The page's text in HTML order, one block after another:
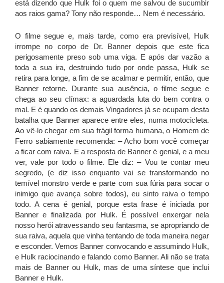
está dizendo que Hulk foi o quem me salvou de sucumbir
aos raios gama? Tony não responde… Nem é necessário.
O filme segue e, mais tarde, como era previsível, Hulk
irrompe no corpo de Dr. Banner depois que este fica
perigosamente preso sob uma viga. E após dar vazão a
toda a sua ira, destruindo tudo por onde passa, Hulk se
retira para longe, a fim de se acalmar e permitir, então, que
Banner retorne. Durante sua ausência, o filme segue e
chega ao seu clímax: a aguardada luta do bem contra o
mal. E é quando os demais Vingadores já se ocupam desta
batalha que Banner aparece entre eles, numa motocicleta.
Ao vê-lo chegar em sua frágil forma humana, o Homem de
Ferro sabiamente recomenda: – Acho bom você começar
a ficar com raiva. E a resposta de Banner é genial, e a meu
ver, vale por todo o filme. Ele diz: – Vou te contar meu
segredo, (e diz isso enquanto vai se transformando no
temível monstro verde e parte com sua fúria para socar o
inimigo que avança sobre todos), eu sinto raiva o tempo
todo. A cena é genial, porque esta frase é iniciada por
Banner e finalizada por Hulk. É possível enxergar nela
nosso herói atravessando seu fantasma, se apropriando de
sua raiva, aquela que vinha tentando de toda maneira negar
e esconder. Vemos Banner convocando e assumindo Hulk,
e Hulk raciocinando e falando como Banner. Ali não se trata
mais de Banner ou Hulk, mas de uma síntese que inclui
Banner e Hulk.